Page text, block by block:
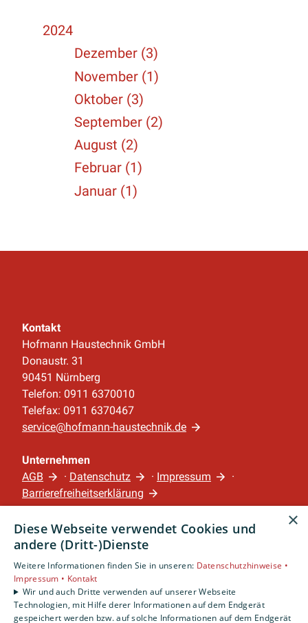
2024
Dezember (3)
November (1)
Oktober (3)
September (2)
August (2)
Februar (1)
Januar (1)
Kontakt
Hofmann Haustechnik GmbH
Donaustr. 31
90451 Nürnberg
Telefon: 0911 6370010
Telefax: 0911 6370467
service@hofmann-haustechnik.de
Unternehmen
AGB
· Datenschutz · Impressum
·
Barrierefreiheitserklärung
Leistungen
Privatkunden
Gewerbekunden
Karriere
Unternehmen
×
Diese Webseite verwendet Cookies und
andere (Dritt-)Dienste
Weitere Informationen finden Sie in unseren: Datenschutzhinweise •
Impressum • Kontakt
Wir und auch Dritte verwenden auf unserer Webseite
Technologien, mit Hilfe derer Informationen auf dem Endgerät
gespeichert werden bzw. auf solche Informationen auf dem Endgerät